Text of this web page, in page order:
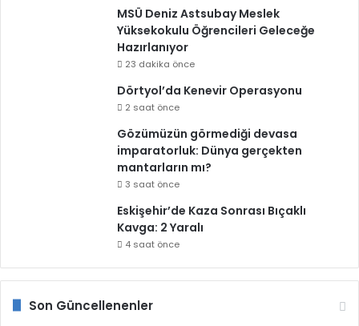
MSÜ Deniz Astsubay Meslek
Yüksekokulu Öğrencileri Geleceğe
Hazırlanıyor
23 dakika önce
Dörtyol’da Kenevir Operasyonu
2 saat önce
Gözümüzün görmediği devasa
imparatorluk: Dünya gerçekten
mantarların mı?
3 saat önce
Eskişehir’de Kaza Sonrası Bıçaklı
Kavga: 2 Yaralı
4 saat önce
Son Güncellenenler